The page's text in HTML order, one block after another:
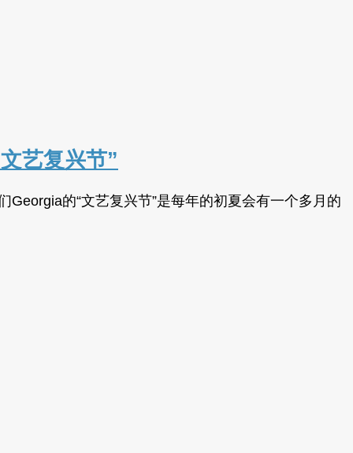
艺复兴节”
的“文艺复兴节”是每年的初夏会有一个多月的